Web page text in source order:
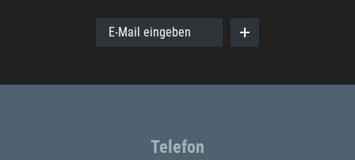
E-Mail eingeben
Telefon